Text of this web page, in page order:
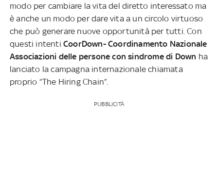
modo per cambiare la vita del diretto interessato ma
è anche un modo per dare vita a un circolo virtuoso
che può generare nuove opportunità per tutti. Con
questi intenti CoorDown- Coordinamento Nazionale
Associazioni delle persone con sindrome di Down ha
lanciato la campagna internazionale chiamata
proprio “The Hiring Chain”.
PUBBLICITÀ